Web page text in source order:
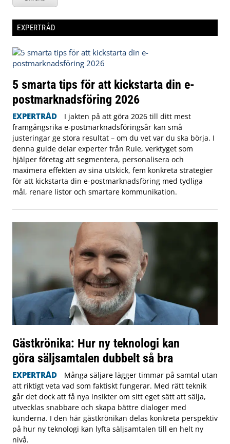
EXPERTRÅD
5 smarta tips för att kickstarta din e-
postmarknadsföring 2026
EXPERTRÅD
I jakten på att göra 2026 till ditt mest
framgångsrika e-postmarknadsföringsår kan små
justeringar ge stora resultat – om du vet var du ska börja. I
denna guide delar experter från Rule, verktyget som
hjälper företag att segmentera, personalisera och
maximera effekten av sina utskick, fem konkreta strategier
för att kickstarta din e-postmarknadsföring med tydliga
mål, renare listor och smartare kommunikation.
Gästkrönika: Hur ny teknologi kan
göra säljsamtalen dubbelt så bra
EXPERTRÅD
Många säljare lägger timmar på samtal utan
att riktigt veta vad som faktiskt fungerar. Med rätt teknik
går det dock att få nya insikter om sitt eget sätt att sälja,
utvecklas snabbare och skapa bättre dialoger med
kunderna. I den här gästkrönikan delas konkreta perspektiv
på hur ny teknologi kan lyfta säljsamtalen till en helt ny
nivå.